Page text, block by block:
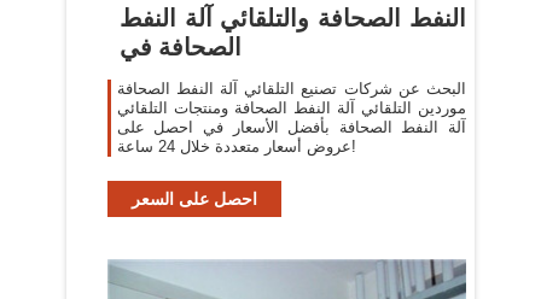
النفط الصحافة والتلقائي آلة النفط
الصحافة في
البحث عن شركات تصنيع التلقائي آلة النفط الصحافة
موردين التلقائي آلة النفط الصحافة ومنتجات التلقائي
آلة النفط الصحافة بأفضل الأسعار في احصل على
عروض أسعار متعددة خلال 24 ساعة!
احصل على السعر